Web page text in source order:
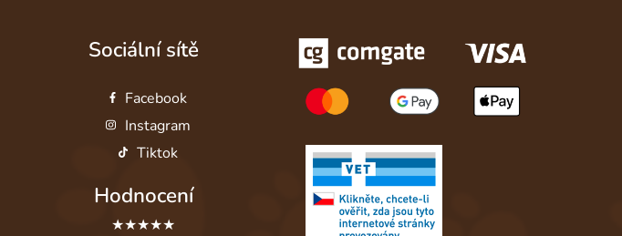
Sociální sítě
Facebook
Instagram
Tiktok
Hodnocení
★★★★★